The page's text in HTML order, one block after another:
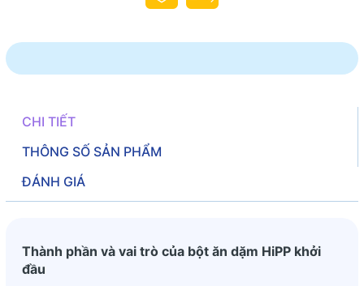
CHI TIẾT
THÔNG SỐ SẢN PHẨM
ĐÁNH GIÁ
Thành phần và vai trò của bột ăn dặm HiPP khởi
đầu